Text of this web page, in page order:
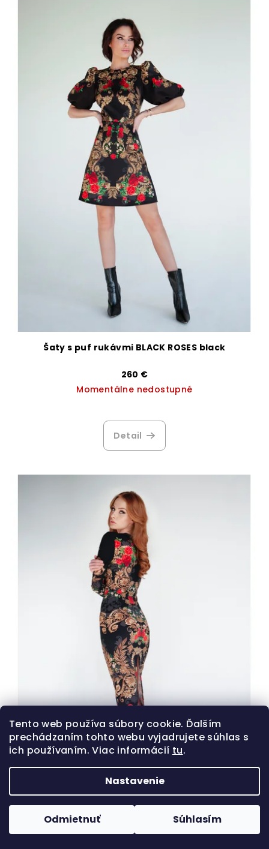
Tento web používa súbory cookie. Ďalším
prechádzaním tohto webu vyjadrujete súhlas s
ich používaním. Viac informácií tu.
Nastavenie
Odmietnuť Súhlasím
Šaty s puf rukávmi BLACK ROSES black
260 €
Momentálne nedostupné
hodnotenie
produktu
hviezdičiek.
Detail
Tubové šaty BLACK ROSES black